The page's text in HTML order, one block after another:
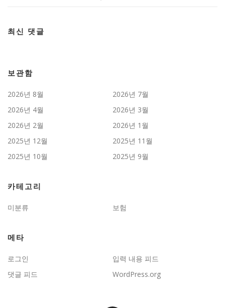
최신 댓글
보관함
2026년 8월
2026년 7월
2026년 4월
2026년 3월
2026년 2월
2026년 1월
2025년 12월
2025년 11월
2025년 10월
2025년 9월
카테고리
미분류 보험
메타
로그인
입력 내용 피드
댓글 피드
WordPress.org